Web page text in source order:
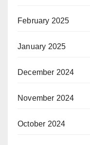
February 2025
January 2025
December 2024
November 2024
October 2024